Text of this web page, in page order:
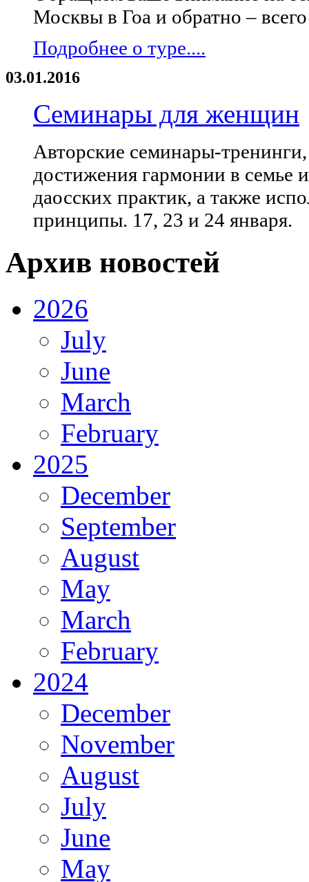
Москвы в Гоа и обратно –
Подробнее о туре....
03.01.2016
Семинары для женщин
Авторские семинары-
достижения гармонии в семье
даосских практик, а также
принципы. 17, 23 и 24 января.
Архив новостей
2026
July
June
March
February
2025
December
September
August
May
March
February
2024
December
November
August
July
June
May